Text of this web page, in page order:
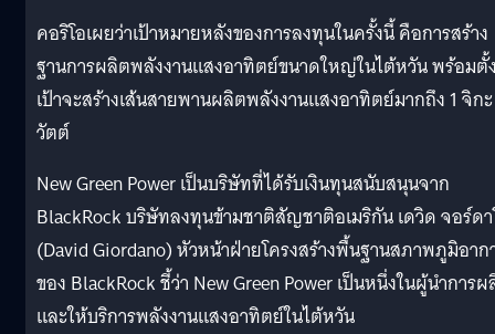
คอริโอเผยว่าเป้าหมายหลังของการลงทุนในครั้งนี้ คือการสร้าง
ฐานการผลิตพลังงานแสงอาทิตย์ขนาดใหญ่ในไต้หวัน พร้อมตั้
เป้าจะสร้างเส้นสายพานผลิตพลังงานแสงอาทิตย์มากถึง 1 จิกะ
วัตต์
New Green Power เป็นบริษัทที่ได้รับเงินทุนสนับสนุนจาก
BlackRock บริษัทลงทุนข้ามชาติสัญชาติอเมริกัน เดวิด จอร์ด
(David Giordano) หัวหน้าฝ่ายโครงสร้างพื้นฐานสภาพภูมิอา
ของ BlackRock ชี้ว่า New Green Power เป็นหนึ่งในผู้นำการ
และให้บริการพลังงานแสงอาทิตย์ในไต้หวัน